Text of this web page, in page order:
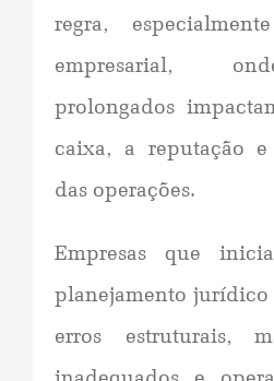
regra,
empresarial,
prolongados
caixa, a reputação
das operações.
Empresas que
planejamento jurídico
erros estruturais,
inadequados e